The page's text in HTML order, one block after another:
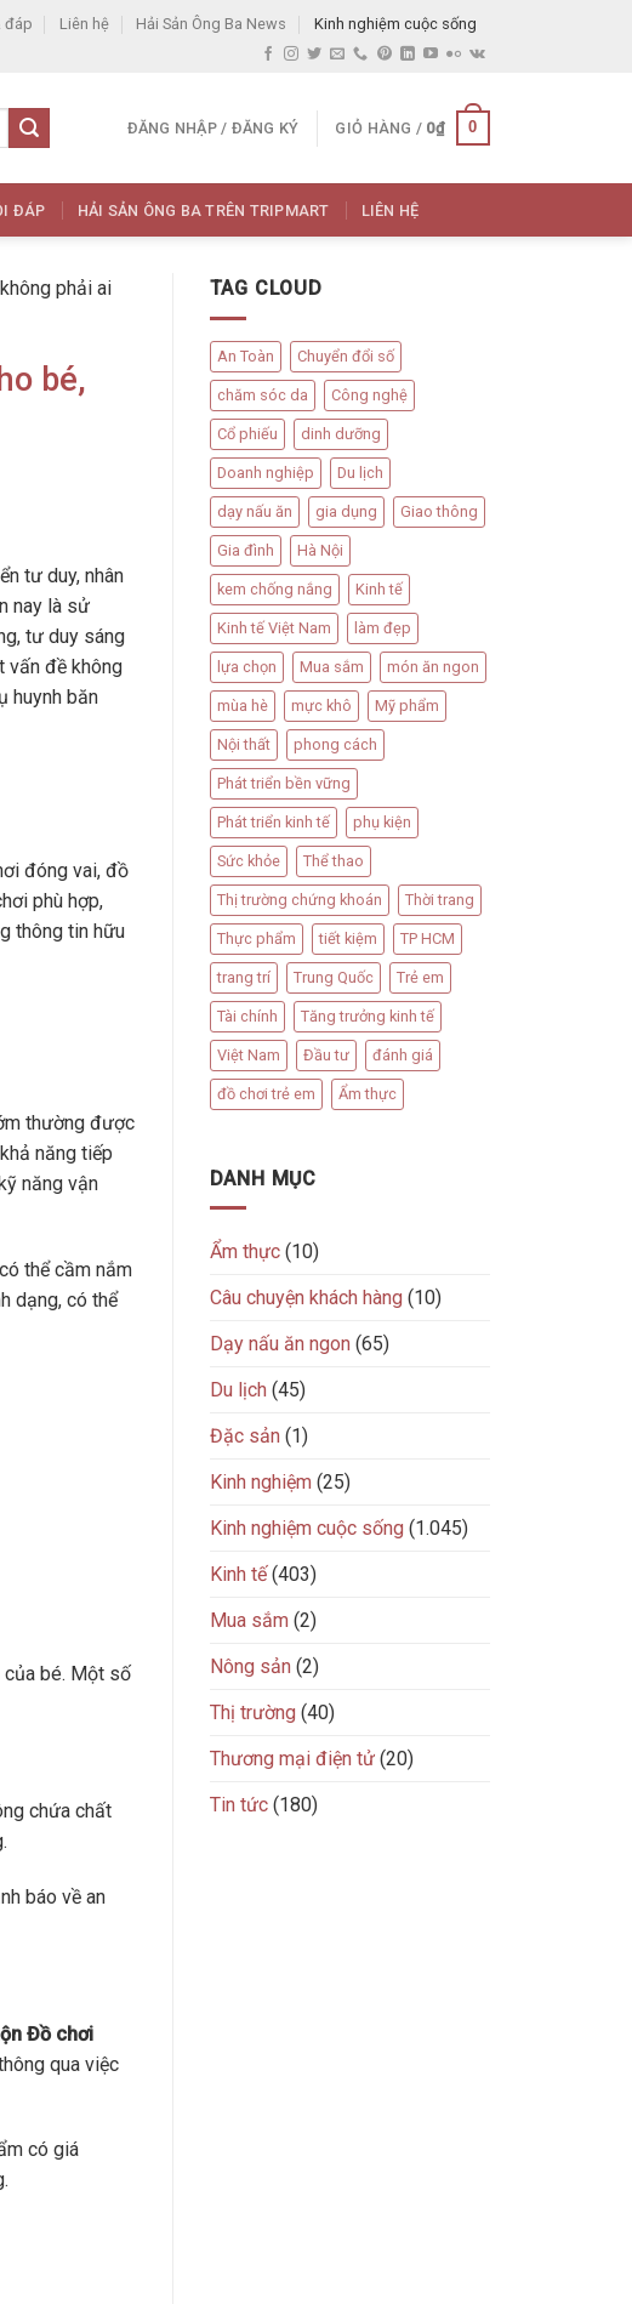
đáp Liên hệ Hải Sản Ông Ba News Kinh nghiệm cuộc sống
ĐĂNG NHẬP / ĐĂNG KÝ GIỎ HÀNG / 0₫ 0
ĐÁP HẢI SẢN ÔNG BA TRÊN TRIPMART LIÊN HỆ
phải ai
bé,
tư duy, nhân
nay là sử
tư duy sáng
vấn đề không
huynh băn
đóng vai, đồ
phù hợp,
thông tin hữu
thường được
năng tiếp
năng vận
thể cầm nắm
dạng, có thể
của bé. Một số
chứa chất
báo về an
Đồ chơi
qua việc
có giá
TAG CLOUD
An Toàn Chuyển đổi số
chăm sóc da Công nghệ
Cổ phiếu dinh dưỡng
Doanh nghiệp Du lịch
dạy nấu ăn gia dụng Giao thông
Gia đình Hà Nội
kem chống nắng Kinh tế
Kinh tế Việt Nam làm đẹp
lựa chọn Mua sắm món ăn ngon
mùa hè mực khô Mỹ phẩm
Nội thất phong cách
Phát triển bền vững
Phát triển kinh tế phụ kiện
Sức khỏe Thể thao
Thị trường chứng khoán Thời trang
Thực phẩm tiết kiệm TP HCM
trang trí Trung Quốc Trẻ em
Tài chính Tăng trưởng kinh tế
Việt Nam Đầu tư đánh giá
đồ chơi trẻ em Ẩm thực
DANH MỤC
Ẩm thực(10)
Câu chuyện khách hàng (10)
Dạy nấu ăn ngon (65)
Du lịch (45)
Đặc sản (1)
Kinh nghiệm (25)
Kinh nghiệm cuộc sống (1.045)
Kinh tế(403)
Mua sắm (2)
Nông sản (2)
Thị trường (40)
Thương mại điện tử(20)
Tin tức(180)